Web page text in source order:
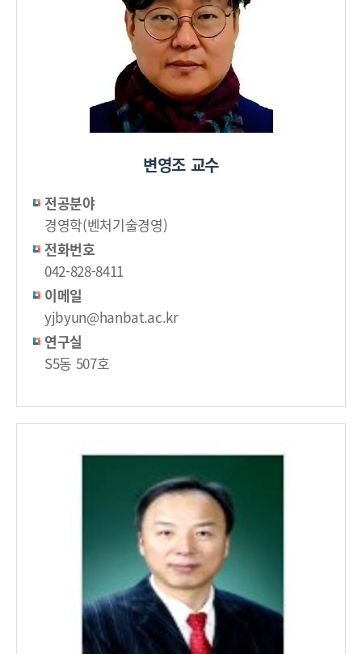
변영조 교수
전공분야
경영학(벤처기술경영)
전화번호
042-828-8411
이메일
yjbyun@hanbat.ac.kr
연구실
S5동 507호